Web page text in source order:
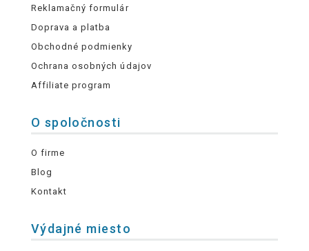
Reklamačný formulár
Doprava a platba
Obchodné podmienky
Ochrana osobných údajov
Affiliate program
O spoločnosti
O firme
Blog
Kontakt
Výdajné miesto